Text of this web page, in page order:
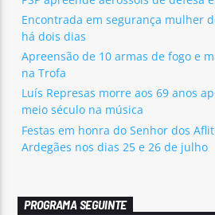
Encontrada em segurança mulher
há dois dias
Apreensão de 10 armas de fogo e
na Trofa
Luís Represas morre aos 69 anos
meio século na música
Festas em honra do Senhor dos
Ardegães nos dias 25 e 26 de julho
PROGRAMA SEGUINTE